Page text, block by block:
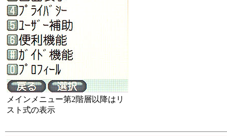
メインメニュー第2階層以降はリ
スト式の表示